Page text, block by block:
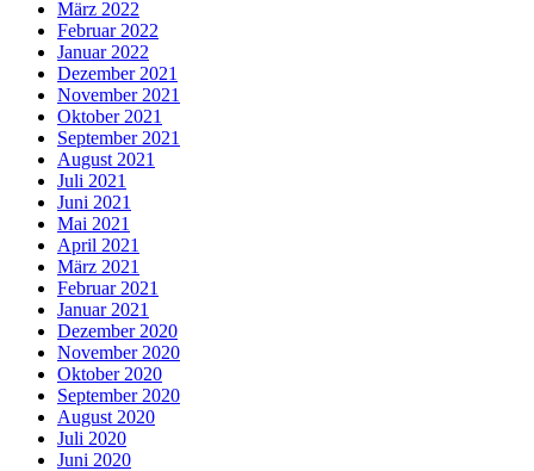
März 2022
Februar 2022
Januar 2022
Dezember 2021
November 2021
Oktober 2021
September 2021
August 2021
Juli 2021
Juni 2021
Mai 2021
April 2021
März 2021
Februar 2021
Januar 2021
Dezember 2020
November 2020
Oktober 2020
September 2020
August 2020
Juli 2020
Juni 2020